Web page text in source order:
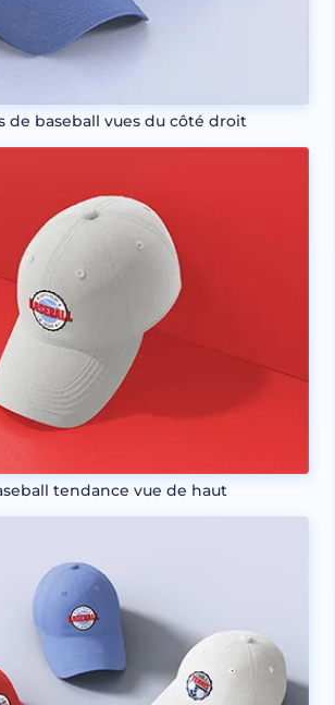
de baseball vues du côté droit
tendance vue de haut